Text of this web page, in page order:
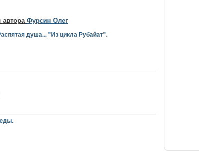
автора Фурсин Олег
душа... "Из цикла Рубайат".